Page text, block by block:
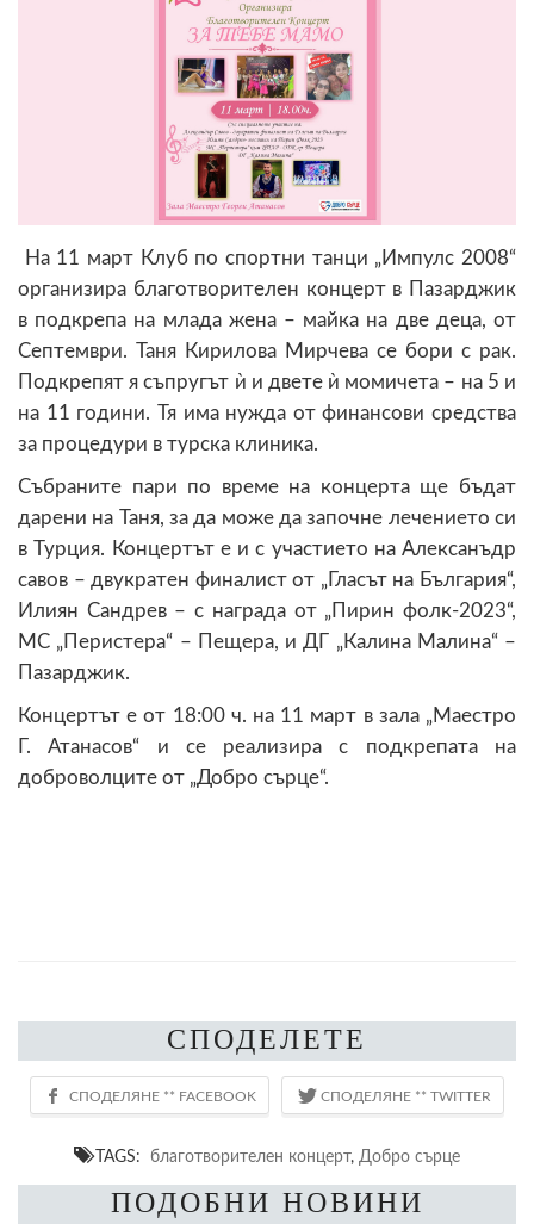
На 11 март Клуб по спортни танци „Импулс 2008“
организира благотворителен концерт в Пазарджик
в подкрепа на млада жена – майка на две деца, от
Септември. Таня Кирилова Мирчева се бори с рак.
Подкрепят я съпругът ѝ и двете ѝ момичета – на 5 и
на 11 години. Тя има нужда от финансови средства
за процедури в турска клиника.
Събраните пари по време на концерта ще бъдат
дарени на Таня, за да може да започне лечението си
в Турция. Концертът е и с участието на Алексанъдр
савов – двукратен финалист от „Гласът на България“,
Илиян Сандрев – с награда от „Пирин фолк-2023“,
МС „Перистера“ – Пещера, и ДГ „Калина Малина“ –
Пазарджик.
Концертът е от 18:00 ч. на 11 март в зала „Маестро
Г. Атанасов“ и се реализира с подкрепата на
доброволците от „Добро сърце“.
СПОДЕЛЕТЕ
TAGS: благотворителен концерт, Добро сърце
ПОДОБНИ НОВИНИ